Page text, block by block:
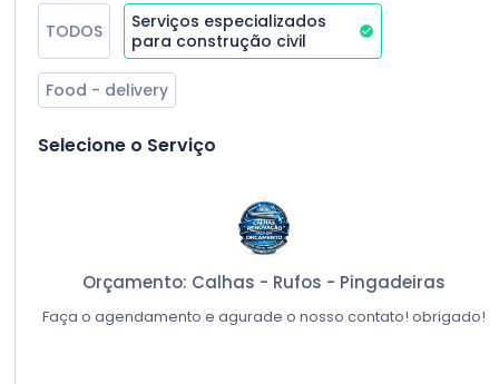
TODOS
Serviços especializados
para construção civil
Food - delivery
Selecione o Serviço
Orçamento: Calhas - Rufos - Pingadeiras
Faça o agendamento e agurade o nosso contato! obrigado!